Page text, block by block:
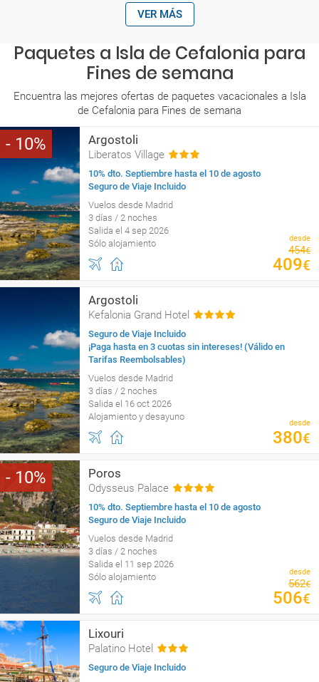
VER MÁS
Paquetes a Isla de Cefalonia para
Fines de semana
Encuentra las mejores ofertas de paquetes vacacionales a Isla
de Cefalonia para Fines de semana
10 Argostoli
Liberatos Village
10% dto. Septiembre hasta el 10 de agosto
Seguro de Viaje Incluido
Vuelos desde Madrid
3 días / 2 noches
Salida el 4 sep 2026
Sólo alojamiento
desde
454€
409€
Argostoli
Kefalonia Grand Hotel
Seguro de Viaje Incluido
¡Paga hasta en 3 cuotas sin intereses! (Válido en
Tarifas Reembolsables)
Vuelos desde Madrid
3 días / 2 noches
Salida el 16 oct 2026
Alojamiento y desayuno
desde
380€
10 Poros
Odysseus Palace
10% dto. Septiembre hasta el 10 de agosto
Seguro de Viaje Incluido
Vuelos desde Madrid
3 días / 2 noches
Salida el 11 sep 2026
Sólo alojamiento
desde
562€
506€
Lixouri
Palatino Hotel
Seguro de Viaje Incluido